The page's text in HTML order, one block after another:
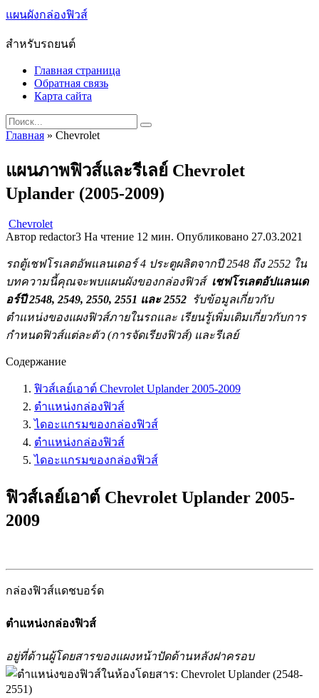
Skip
to
content
แผนผังกล่องฟิวส์
สำหรับรถยนต์
Главная страница
Обратная связь
Карта сайта
Search
for:
Главная » Chevrolet
แผนภาพฟิวส์และรีเลย์ Chevrolet
Uplander (2005-2009)
Chevrolet
Автор redactor3 На чтение 12 мин. Опубликовано 27.03.2021
รถตู้เชฟโรเลตอัพแลนเดอร์ 4 ประตูผลิตจากปี 2548 ถึง 2552 ใน
บทความนี้คุณจะพบแผนผังของกล่องฟิวส์ เชฟโรเลตอัปแลนเด
อร์ปี 2548, 2549, 2550, 2551 และ 2552 รับข้อมูลเกี่ยวกับ
ตำแหน่งของแผงฟิวส์ภายในรถและ เรียนรู้เพิ่มเติมเกี่ยวกับการ
กำหนดฟิวส์แต่ละตัว (การจัดเรียงฟิวส์) และรีเลย์
Содержание
ฟิวส์เลย์เอาต์ Chevrolet Uplander 2005-2009
ตำแหน่งกล่องฟิวส์
ไดอะแกรมของกล่องฟิวส์
ตำแหน่งกล่องฟิวส์
ไดอะแกรมของกล่องฟิวส์
ฟิวส์เลย์เอาต์ Chevrolet Uplander 2005-
2009
กล่องฟิวส์แดชบอร์ด
ตำแหน่งกล่องฟิวส์
อยู่ที่ด้านผู้โดยสารของแผงหน้าปัดด้านหลังฝาครอบ